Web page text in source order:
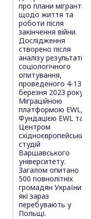
про плани мігрантів
щодо життя та
роботи після
закінчення війни.
Дослідження
створено після
аналізу результатів
соціологічного
опитування,
проведеного 4-13
березня 2023 року
Міграційною
платформою EWL,
Фундацією EWL та
Центром
східноєвропейських
студій
Варшавського
університету.
Загалом опитано
500 повнолітніх
громадян України,
які зараз
перебувають у
Польщі.